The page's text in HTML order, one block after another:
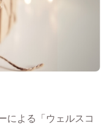
による「ウェルスコ